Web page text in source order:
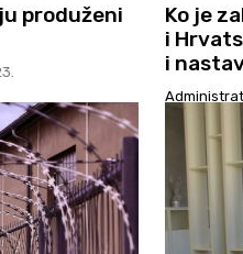
produženi
Ko je
i
i